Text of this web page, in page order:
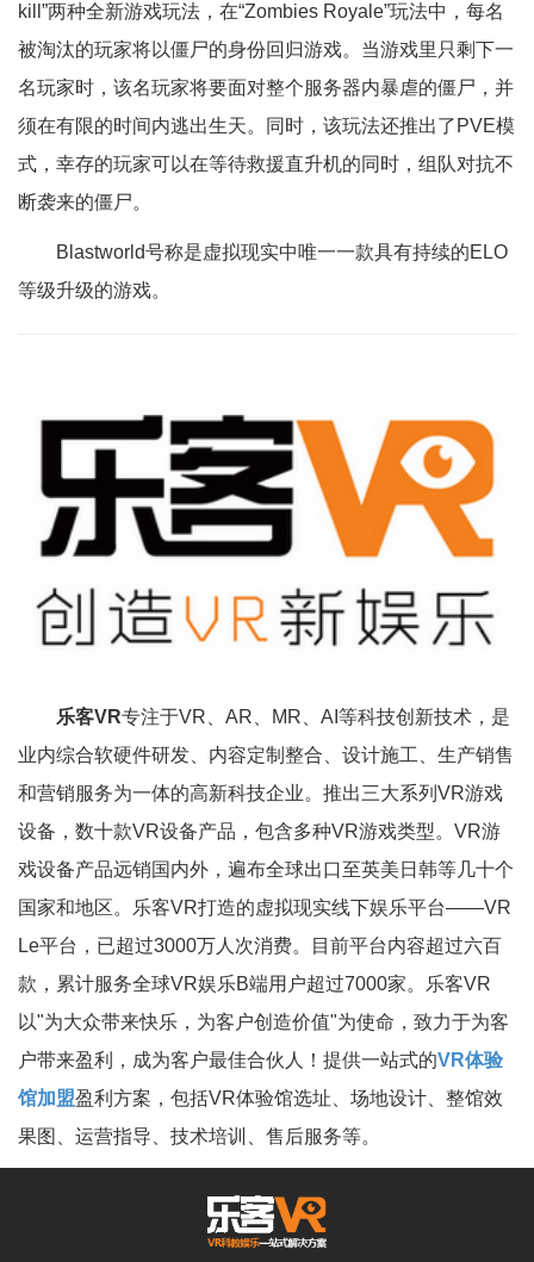
kill”两种全新游戏玩法，在“Zombies Royale”玩法中，每名
被淘汰的玩家将以僵尸的身份回归游戏。当游戏里只剩下一
名玩家时，该名玩家将要面对整个服务器内暴虐的僵尸，并
须在有限的时间内逃出生天。同时，该玩法还推出了PVE模
式，幸存的玩家可以在等待救援直升机的同时，组队对抗不
断袭来的僵尸。
Blastworld号称是虚拟现实中唯一一款具有持续的ELO
等级升级的游戏。
乐客VR专注于VR、AR、MR、AI等科技创新技术，是
业内综合软硬件研发、内容定制整合、设计施工、生产销售
和营销服务为一体的高新科技企业。推出三大系列VR游戏
设备，数十款VR设备产品，包含多种VR游戏类型。VR游
戏设备产品远销国内外，遍布全球出口至英美日韩等几十个
国家和地区。乐客VR打造的虚拟现实线下娱乐平台——VR
Le平台，已超过3000万人次消费。目前平台内容超过六百
款，累计服务全球VR娱乐B端用户超过7000家。乐客VR
以"为大众带来快乐，为客户创造价值"为使命，致力于为客
户带来盈利，成为客户最佳合伙人！提供一站式的VR体验
馆加盟盈利方案，包括VR体验馆选址、场地设计、整馆效
果图、运营指导、技术培训、售后服务等。